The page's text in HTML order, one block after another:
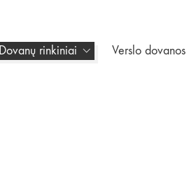
Dovanų rinkiniai Verslo dovanos